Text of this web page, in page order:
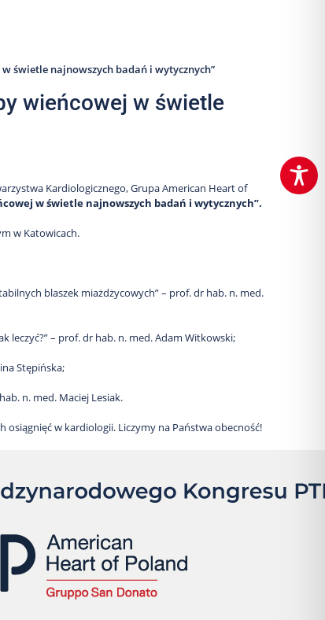
świetle najnowszych badań i wytycznych”
wieńcowej w świetle
Kardiologicznego, Grupa American Heart of
w świetle najnowszych badań i wytycznych”.
w Katowicach.
blaszek miażdżycowych” – prof. dr hab. n. med.
leczyć?” – prof. dr hab. n. med. Adam Witkowski;
Stępińska;
n. med. Maciej Lesiak.
w kardiologii. Liczymy na Państwa obecność!